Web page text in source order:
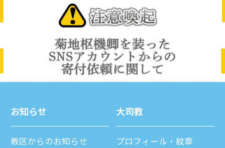
お知らせ
教区からのお知らせ
⼤司教
プロフィール・紋章